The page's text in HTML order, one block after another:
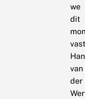
we
dit
van
der